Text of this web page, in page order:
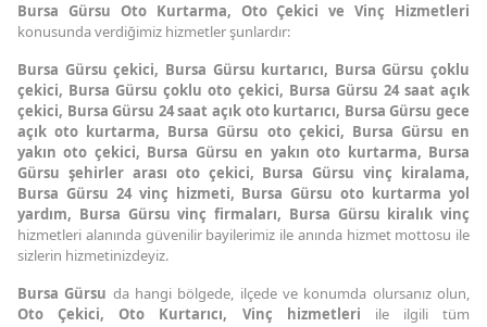
Bursa Gürsu Oto Kurtarma, Oto Çekici ve Vinç Hizmetleri
konusunda verdiğimiz hizmetler şunlardır:
Bursa Gürsu çekici, Bursa Gürsu kurtarıcı, Bursa Gürsu çoklu
çekici, Bursa Gürsu çoklu oto çekici, Bursa Gürsu 24 saat açık
çekici, Bursa Gürsu 24 saat açık oto kurtarıcı, Bursa Gürsu gece
açık oto kurtarma, Bursa Gürsu oto çekici, Bursa Gürsu en
yakın oto çekici, Bursa Gürsu en yakın oto kurtarma, Bursa
Gürsu şehirler arası oto çekici, Bursa Gürsu vinç kiralama,
Bursa Gürsu 24 vinç hizmeti, Bursa Gürsu oto kurtarma yol
yardım, Bursa Gürsu vinç firmaları, Bursa Gürsu kiralık vinç
hizmetleri alanında güvenilir bayilerimiz ile anında hizmet mottosu ile
sizlerin hizmetinizdeyiz.
Bursa Gürsu da hangi bölgede, ilçede ve konumda olursanız olun,
Oto Çekici,Oto Kurtarıcı, Vinç hizmetleri ile ilgili tüm